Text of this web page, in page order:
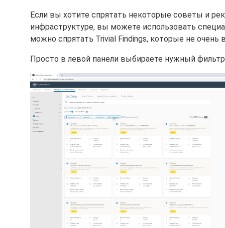
Если вы хотите спрятать некоторые советы и
инфраструктуре, вы можете использовать
можно спрятать Trivial Findings, которые не
Просто в левой панели выбираете нужный